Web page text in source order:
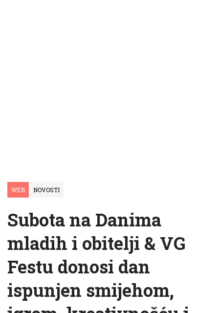
WEB NOVOSTI
Subota na Danima
mladih i obitelji & VG
Festu donosi dan
ispunjen smijehom,